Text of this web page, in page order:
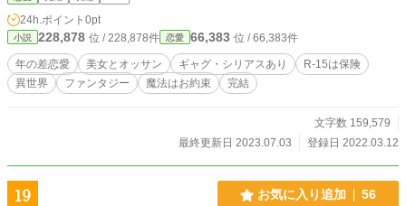
してそこで出逢ったのは・・・ ★『転生聖女は諦めない』変
更→【完結】『転生した元社畜男子は聖女になって人生逃げ
切る事を諦めません！』の外伝です。 本編の約一年後です。
悪女スレスレでセーフティゾーンに(主に執筆担当の画策に
より)放り込まれたシンシア王女のその後。ミリアンヌとミゲ
ルのイチャコラもちょっとだけ挟みつつ、メルヘンやネイサ
本編に出てきたキャラクターはチラホラ登場しますが、外伝
だけでもお読みいただけます(_ _) ×××××××××× ※執筆者が偶
24h.ポイント 0pt
小説 228,878 位 / 228,878件 恋愛 66,383 位 / 66,383件
年の差恋愛 美女とオッサン ギャグ・シリアスあり
R-15は保険
異世界
ファンタジー 魔法はお約束 完結
文字数 159,579
最終更新日 2023.07.03
登録日 2022.03.12
19 お気に入り追加 56